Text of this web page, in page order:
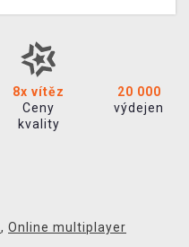
8x vítěz
Ceny
kvality
20 000
výdejen
, Online multiplayer